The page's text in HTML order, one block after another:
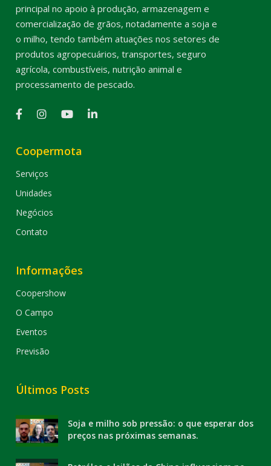
principal no apoio à produção, armazenagem e
comercialização de grãos, notadamente a soja e
o milho, tendo também atuações nos setores de
produtos agropecuários, transportes, seguro
agrícola, combustíveis, nutrição animal e
processamento de pescado.
Coopermota
Serviços
Unidades
Negócios
Contato
Informações
Coopershow
O Campo
Eventos
Previsão
Últimos Posts
Soja e milho sob pressão: o que esperar dos
preços nas próximas semanas.